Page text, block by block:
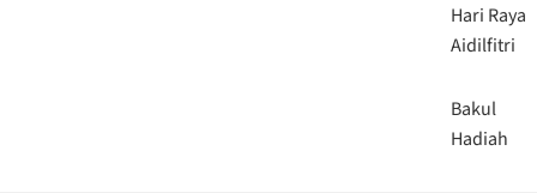
Hari Raya
Aidilfitri
Bakul
Hadiah